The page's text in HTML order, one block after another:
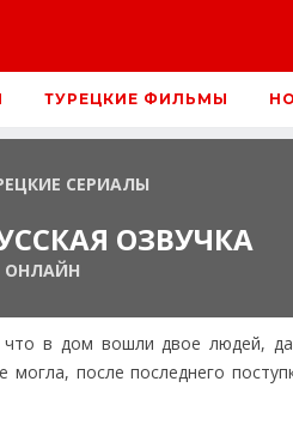
ТУРЕЦКИЕ ФИЛЬМЫ
СЕРИАЛЫ
ОЗВУЧКА
ОНЛАЙН
в дом вошли двое людей,
после последнего